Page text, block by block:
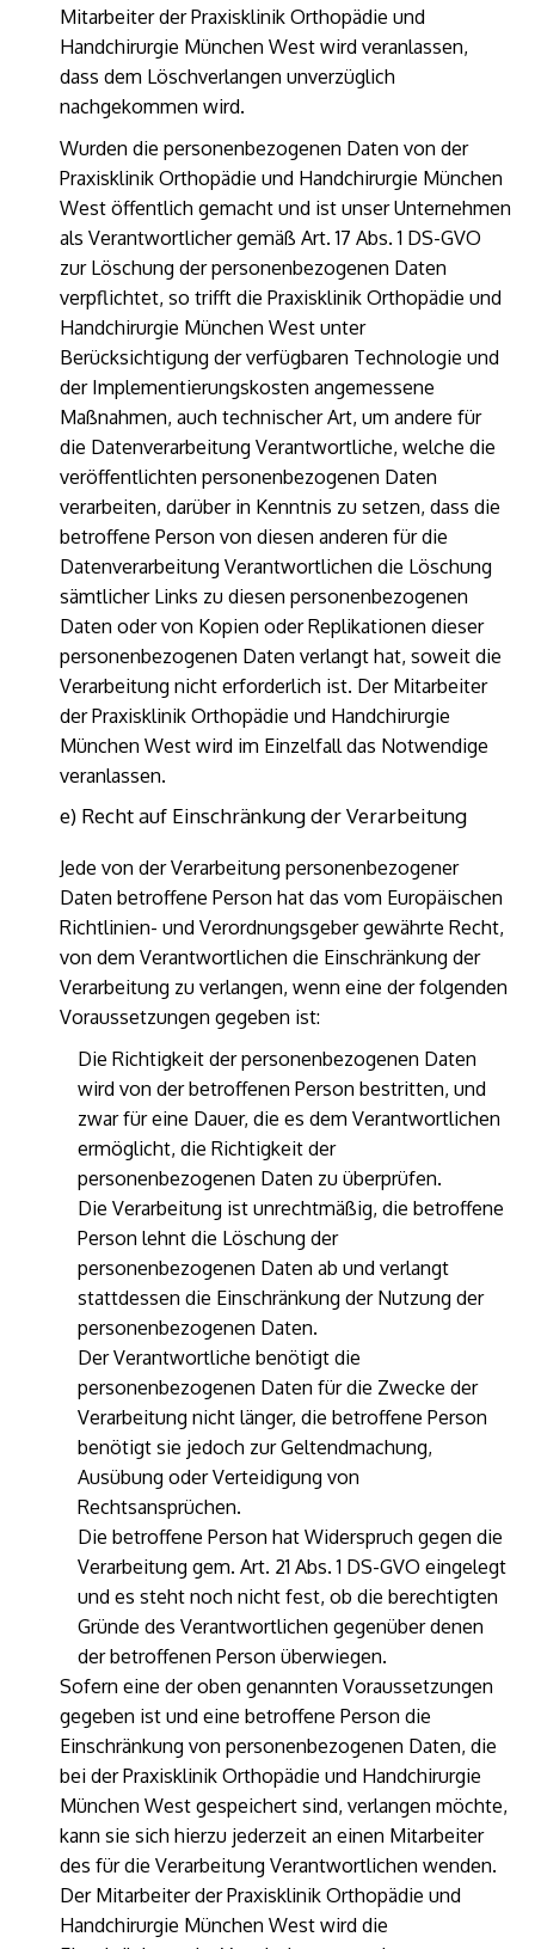
Mitarbeiter der Praxisklinik Orthopädie und
Handchirurgie München West wird veranlassen,
dass dem Löschverlangen unverzüglich
nachgekommen wird.
Wurden die personenbezogenen Daten von der
Praxisklinik Orthopädie und Handchirurgie München
West öffentlich gemacht und ist unser Unternehmen
als Verantwortlicher gemäß Art. 17 Abs. 1 DS-GVO
zur Löschung der personenbezogenen Daten
verpflichtet, so trifft die Praxisklinik Orthopädie und
Handchirurgie München West unter
Berücksichtigung der verfügbaren Technologie und
der Implementierungskosten angemessene
Maßnahmen, auch technischer Art, um andere für
die Datenverarbeitung Verantwortliche, welche die
veröffentlichten personenbezogenen Daten
verarbeiten, darüber in Kenntnis zu setzen, dass die
betroffene Person von diesen anderen für die
Datenverarbeitung Verantwortlichen die Löschung
sämtlicher Links zu diesen personenbezogenen
Daten oder von Kopien oder Replikationen dieser
personenbezogenen Daten verlangt hat, soweit die
Verarbeitung nicht erforderlich ist. Der Mitarbeiter
der Praxisklinik Orthopädie und Handchirurgie
München West wird im Einzelfall das Notwendige
veranlassen.
e) Recht auf Einschränkung der Verarbeitung
Jede von der Verarbeitung personenbezogener
Daten betroffene Person hat das vom Europäischen
Richtlinien- und Verordnungsgeber gewährte Recht,
von dem Verantwortlichen die Einschränkung der
Verarbeitung zu verlangen, wenn eine der folgenden
Voraussetzungen gegeben ist:
Die Richtigkeit der personenbezogenen Daten
wird von der betroffenen Person bestritten, und
zwar für eine Dauer, die es dem Verantwortlichen
ermöglicht, die Richtigkeit der
personenbezogenen Daten zu überprüfen.
Die Verarbeitung ist unrechtmäßig, die betroffene
Person lehnt die Löschung der
personenbezogenen Daten ab und verlangt
stattdessen die Einschränkung der Nutzung der
personenbezogenen Daten.
Der Verantwortliche benötigt die
personenbezogenen Daten für die Zwecke der
Verarbeitung nicht länger, die betroffene Person
benötigt sie jedoch zur Geltendmachung,
Ausübung oder Verteidigung von
Rechtsansprüchen.
Die betroffene Person hat Widerspruch gegen die
Verarbeitung gem. Art. 21 Abs. 1 DS-GVO eingelegt
und es steht noch nicht fest, ob die berechtigten
Gründe des Verantwortlichen gegenüber denen
der betroffenen Person überwiegen.
Sofern eine der oben genannten Voraussetzungen
gegeben ist und eine betroffene Person die
Einschränkung von personenbezogenen Daten, die
bei der Praxisklinik Orthopädie und Handchirurgie
München West gespeichert sind, verlangen möchte,
kann sie sich hierzu jederzeit an einen Mitarbeiter
des für die Verarbeitung Verantwortlichen wenden.
Der Mitarbeiter der Praxisklinik Orthopädie und
Handchirurgie München West wird die